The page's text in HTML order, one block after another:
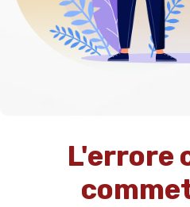
L'errore